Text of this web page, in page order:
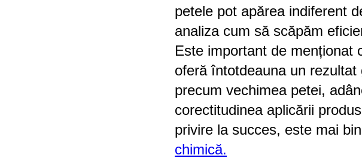
petele pot apărea indiferent
analiza cum să scăpăm
Este important de menționat
oferă întotdeauna un
precum vechimea petei,
corectitudinea aplicării
privire la succes, este mai
chimică.